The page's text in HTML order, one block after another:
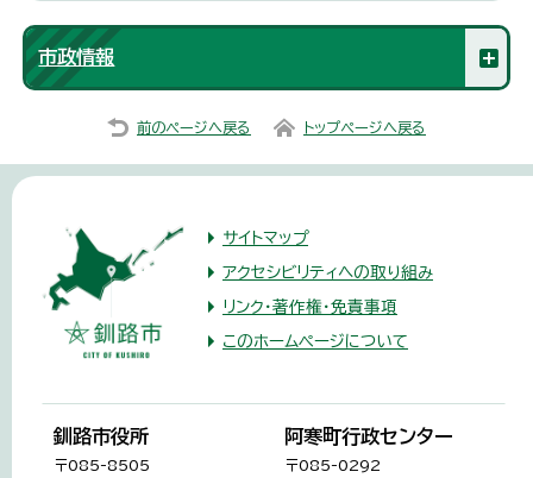
市政情報
前のページへ戻る トップページへ戻る
サイトマップ
アクセシビリティへの取り組み
リンク・著作権・免責事項
このホームページについて
釧路市役所
〒085-8505
阿寒町行政センター
〒085-0292